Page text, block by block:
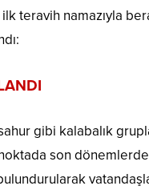
teravih namazıyla
gibi kalabalık
son dönemlerde